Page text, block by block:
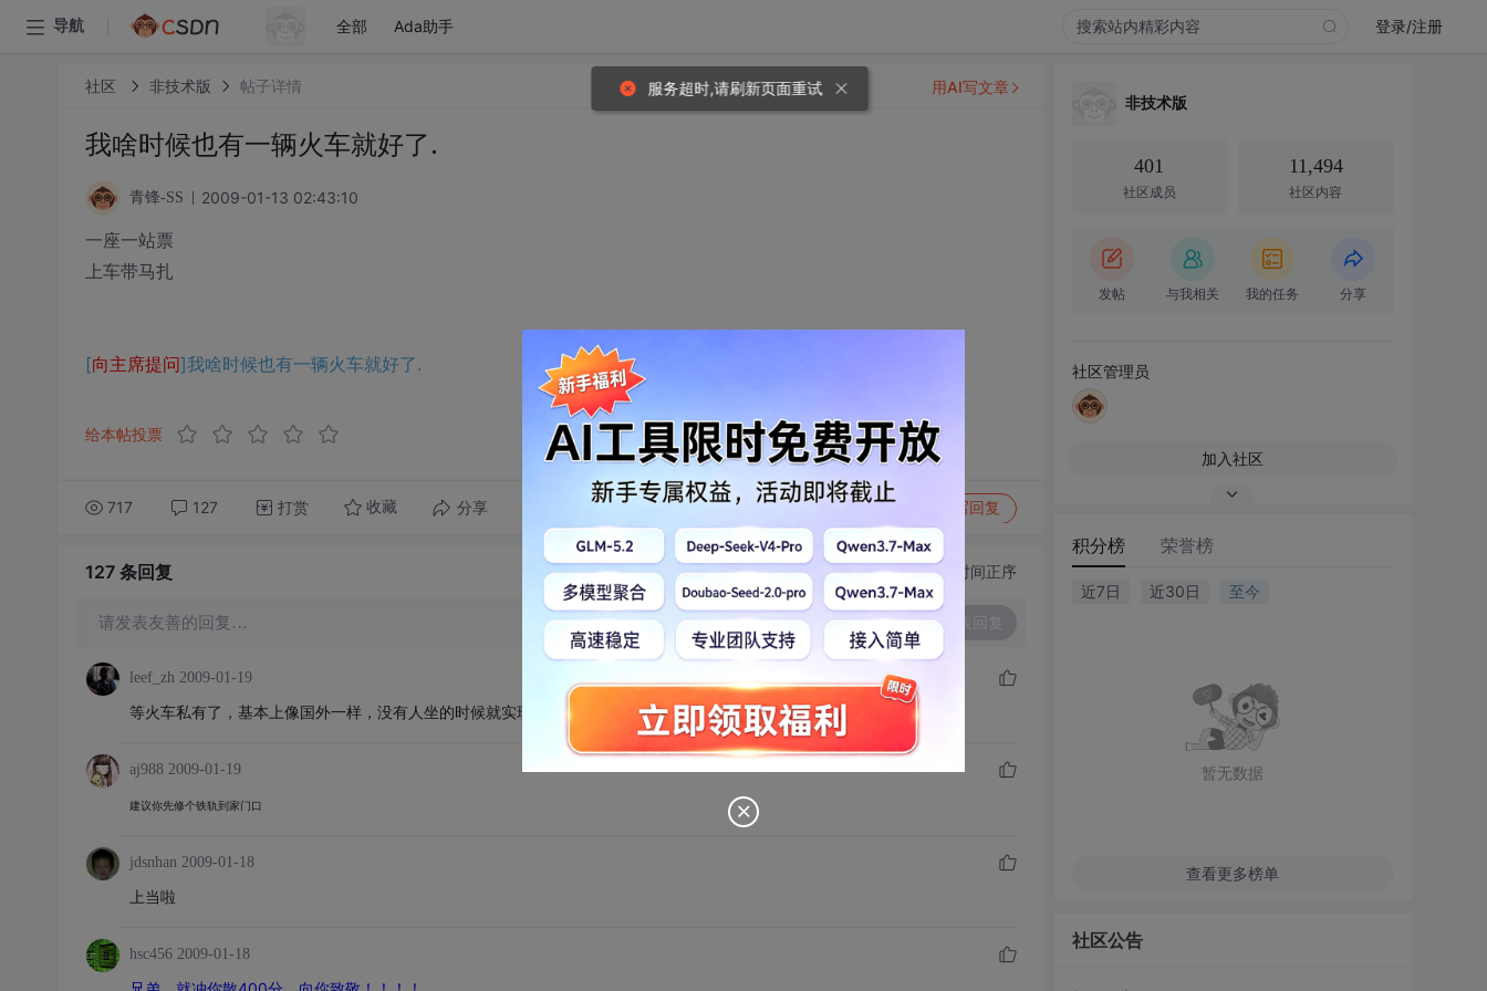
导航 全部 Ada助手 登录/注册
社区 非技术版 帖子详情
我啥时候也有一辆火车就好了.
青锋-SS 2009-01-13 02:43:10
一座一站票
上车带马扎
[向主席提问]我啥时候也有一辆火车就好了.
给本帖投票
717 127 打赏 收藏 分享 转发到动态 举报 写回复
用AI写文章
127 条回复 切换为时间正序
请发表友善的回复… 发表回复
leef_zh 2009-01-19
等火车私有了，基本上像国外一样，没有人坐的时候就实现了！
aj988 2009-01-19
建议你先修个铁轨到家门口
jdsnhan 2009-01-18
上当啦
hsc456 2009-01-18
非技术版
401
社区成员
11,494
社区内容
发帖 与我相关 我的任务 分享
社区管理员
加入社区
积分榜 荣誉榜
近7日 近30日 至今
暂无数据
查看更多榜单
社区公告
服务超时,请刷新页面重试